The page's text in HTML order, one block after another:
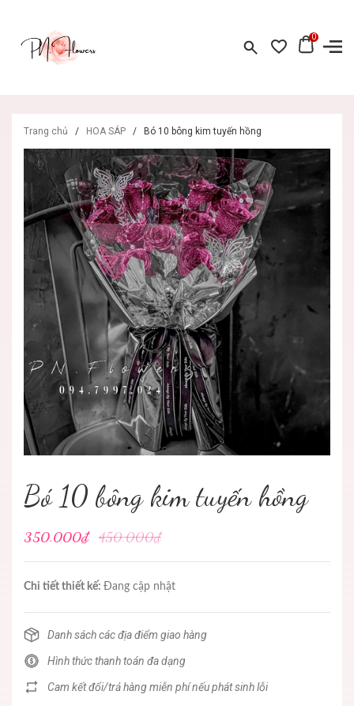
0
Trang chủ / HOA SÁP / Bó 10 bông kim tuyến hồng
Bó 10 bông kim tuyến hồng
350.000₫ 450.000₫
Chi tiết thiết kế: Đang cập nhật
Danh sách các địa điểm giao hàng
Hình thức thanh toán đa dạng
Cam kết đổi/trả hàng miễn phí nếu phát sinh lỗi